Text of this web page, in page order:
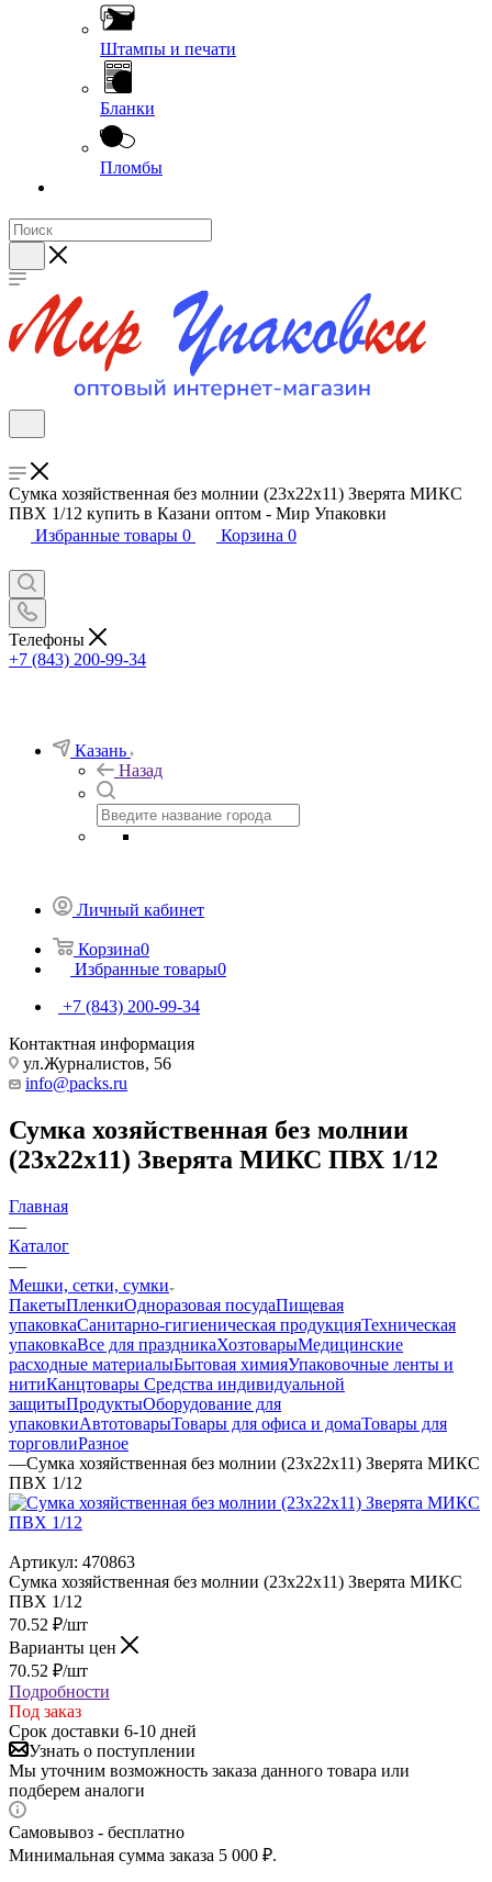
Штампы и печати
Бланки
Пломбы
Сумка хозяйственная без молнии (23х22х11) Зверята МИКС
ПВХ 1/12 купить в Казани оптом - Мир Упаковки
Избранные товары 0 Корзина 0
Телефоны
+7 (843) 200-99-34
Казань
Назад
Личный кабинет
Корзина0
Избранные товары0
+7 (843) 200-99-34
Контактная информация
ул.Журналистов, 56
info@packs.ru
Сумка хозяйственная без молнии
(23х22х11) Зверята МИКС ПВХ 1/12
Главная
—
Каталог
—
Мешки, сетки, сумки
ПакетыПленкиОдноразовая посудаПищевая
упаковкаСанитарно-гигиеническая продукцияТехническая
упаковкаВсе для праздникаХозтоварыМедицинские
расходные материалыБытовая химияУпаковочные ленты и
нитиКанцтовары Средства индивидуальной
защитыПродуктыОборудование для
упаковкиАвтотоварыТовары для офиса и домаТовары для
торговлиРазное
—Сумка хозяйственная без молнии (23х22х11) Зверята МИКС
ПВХ 1/12
Артикул: 470863
Сумка хозяйственная без молнии (23х22х11) Зверята МИКС
ПВХ 1/12
70.52 ₽/шт
Варианты цен
70.52 ₽/шт
Подробности
Под заказ
Срок доставки 6-10 дней
Узнать о поступлении
Мы уточним возможность заказа данного товара или
подберем аналоги
Самовывоз - бесплатно
Минимальная сумма заказа 5 000 ₽.